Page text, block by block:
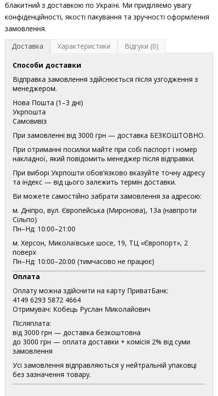
блакитний з доставкою по Україні. Ми приділяємо увагу
конфіденційності, якості пакування та зручності оформлення
замовлення.
Доставка
Характеристики Відгуки (0)
Способи доставки
Відправка замовлення здійснюється після узгодження з
менеджером.
Нова Пошта (1–3 дні)
Укрпошта
Самовивіз
При замовленні від 3000 грн — доставка БЕЗКОШТОВНО.
При отриманні посилки майте при собі паспорт і номер
накладної, який повідомить менеджер після відправки.
При виборі Укрпошти обов’язково вказуйте точну адресу
та індекс — від цього залежить термін доставки.
Ви можете самостійно забрати замовлення за адресою:
м. Дніпро, вул. Європейська (Миронова), 13а (навпроти
Сільпо)
Пн–Нд: 10:00–21:00
м. Херсон, Миколаївське шосе, 19, ТЦ «Європорт», 2
поверх
Пн–Нд: 10:00–20:00 (тимчасово не працює)
Оплата
Оплату можна здійснити на карту ПриватБанк:
4149 6293 5872 4664
Отримувач: Кобець Руслан Миколайович
Післяплата:
від 3000 грн — доставка безкоштовна
до 3000 грн — оплата доставки + комісія 2% від суми
замовлення
Усі замовлення відправляються у нейтральній упаковці
без зазначення товару.